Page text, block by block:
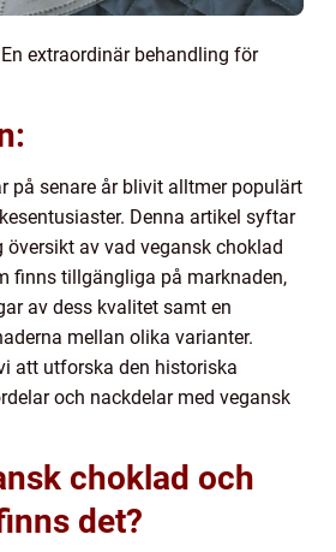
extraordinär behandling för
på senare år blivit alltmer populärt
Denna artikel syftar
av vad vegansk choklad
finns tillgängliga på marknaden,
av dess kvalitet samt en
mellan olika varianter.
att utforska den historiska
och nackdelar med vegansk
choklad och
det?